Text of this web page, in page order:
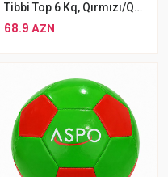
Tibbi Top 6 Kq, Qırmızı/qara Medicine Ball
68.9 AZN